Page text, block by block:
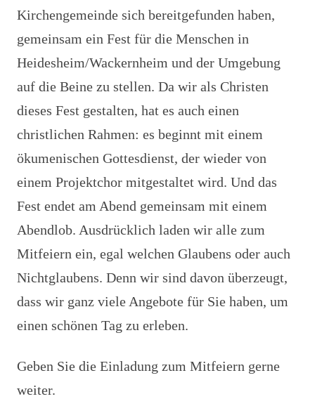
Kirchengemeinde sich bereitgefunden haben,
gemeinsam ein Fest für die Menschen in
Heidesheim/Wackernheim und der Umgebung
auf die Beine zu stellen. Da wir als Christen
dieses Fest gestalten, hat es auch einen
christlichen Rahmen: es beginnt mit einem
ökumenischen Gottesdienst, der wieder von
einem Projektchor mitgestaltet wird. Und das
Fest endet am Abend gemeinsam mit einem
Abendlob. Ausdrücklich laden wir alle zum
Mitfeiern ein, egal welchen Glaubens oder auch
Nichtglaubens. Denn wir sind davon überzeugt,
dass wir ganz viele Angebote für Sie haben, um
einen schönen Tag zu erleben.
Geben Sie die Einladung zum Mitfeiern gerne
weiter.